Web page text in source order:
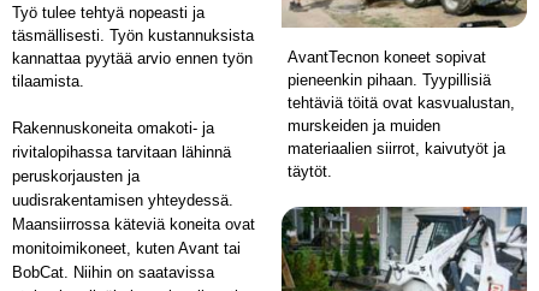
Työ tulee tehtyä nopeasti ja
täsmällisesti. Työn kustannuksista
kannattaa pyytää arvio ennen työn
tilaamista.
Rakennuskoneita omakoti- ja
rivitalopihassa tarvitaan lähinnä
peruskorjausten ja
uudisrakentamisen yhteydessä.
Maansiirrossa käteviä koneita ovat
monitoimikoneet, kuten Avant tai
BobCat. Niihin on saatavissa
AvantTecnon koneet sopivat
pieneenkin pihaan. Tyypillisiä
tehtäviä töitä ovat kasvualustan,
murskeiden ja muiden
materiaalien siirrot, kaivutyöt ja
täytöt.